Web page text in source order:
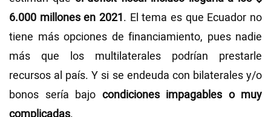
6.000 millones en 2021. El tema es que Ecuador no
tiene más opciones de financiamiento, pues nadie
más que los multilaterales podrían prestarle
recursos al país. Y si se endeuda con bilaterales y/o
bonos sería bajo condiciones impagables o muy